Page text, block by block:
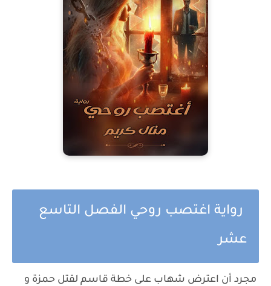
رواية اغتصب روحي الفصل التاسع
عشر
مجرد أن اعترض شهاب على خطة قاسم لقتل حمزة و